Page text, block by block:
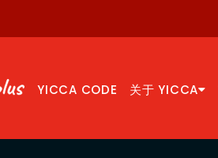
YICCA CODE 关于 YICCA